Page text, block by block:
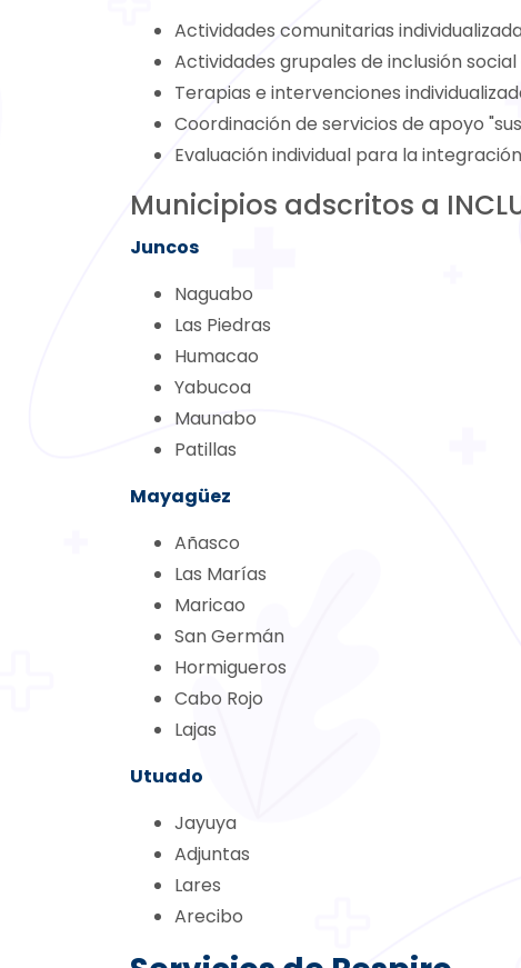
Actividades comunitarias
Actividades grupales de inclusión
Terapias e intervenciones
Coordinación de servicios de apoyo
Evaluación individual para la
Municipios adscritos a
Juncos
Naguabo
Las Piedras
Humacao
Yabucoa
Maunabo
Patillas
Mayagüez
Añasco
Las Marías
Maricao
San Germán
Hormigueros
Cabo Rojo
Lajas
Utuado
Jayuya
Adjuntas
Lares
Arecibo